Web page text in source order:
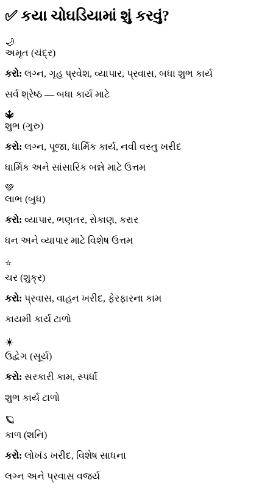
✅ કયા ચોઘડિયામાં શું કરવું?
🌙
અમૃત (ચંદ્ર)
કરો: લગ્ન, ગૃહ પ્રવેશ, વ્યાપાર, પ્રવાસ, બધા શુભ કાર્ય
સર્વ શ્રેષ્ઠ — બધા કાર્ય માટે
🔱
શુભ (ગુરુ)
કરો: લગ્ન, પૂજા, ધાર્મિક કાર્ય, નવી વસ્તુ ખરીદ
ધાર્મિક અને સાંસારિક બન્ને માટે ઉત્તમ
💚
લાભ (બુધ)
કરો: વ્યાપાર, ભણતર, રોકાણ, કરાર
ધન અને વ્યાપાર માટે વિશેષ ઉત્તમ
⭐
ચર (શુક્ર)
કરો: પ્રવાસ, વાહન ખરીદ, ફેરફારના કામ
કાયમી કાર્ય ટાળો
☀️
ઉદ્વેગ (સૂર્ય)
કરો: સરકારી કામ, સ્પર્ધા
શુભ કાર્ય ટાળો
🪐
કાળ (શનિ)
કરો: લોખંડ ખરીદ, વિશેષ સાધના
લગ્ન અને પ્રવાસ વર્જ્ય